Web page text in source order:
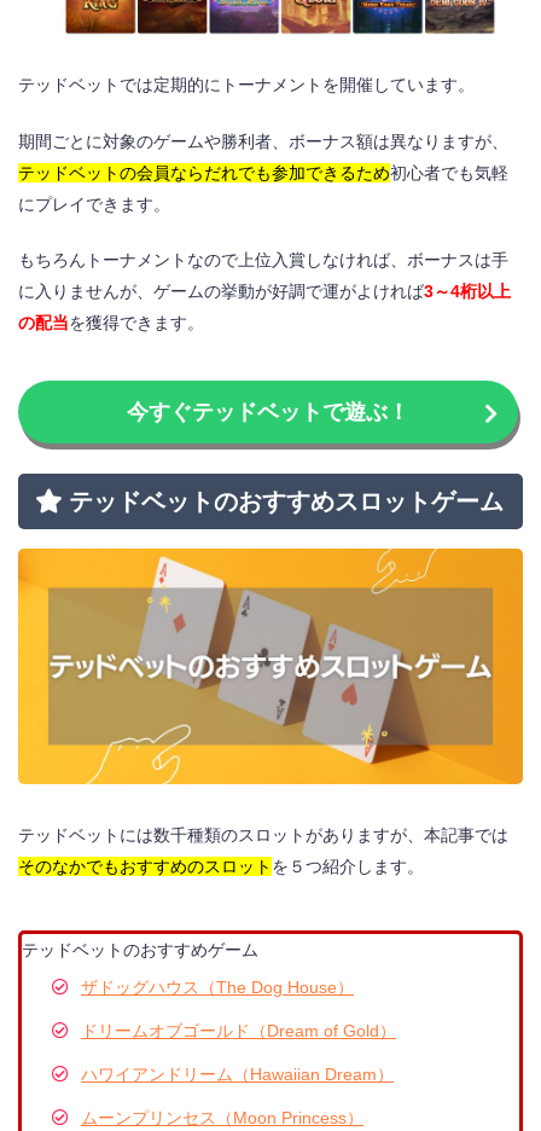
テッドベットでは定期的にトーナメントを開催しています。
期間ごとに対象のゲームや勝利者、ボーナス額は異なりますが、
テッドベットの会員ならだれでも参加できるため初心者でも気軽
にプレイできます。
もちろんトーナメントなので上位入賞しなければ、ボーナスは手
に入りませんが、ゲームの挙動が好調で運がよければ3～4桁以上
の配当を獲得できます。
今すぐテッドベットで遊ぶ！
テッドベットのおすすめスロットゲーム
テッドベットには数千種類のスロットがありますが、本記事では
そのなかでもおすすめのスロット を５つ紹介します。
テッドベットのおすすめゲーム
ザドッグハウス（The Dog House）
ドリームオブゴールド（Dream of Gold）
ハワイアンドリーム（Hawaiian Dream）
ムーンプリンセス（Moon Princess）